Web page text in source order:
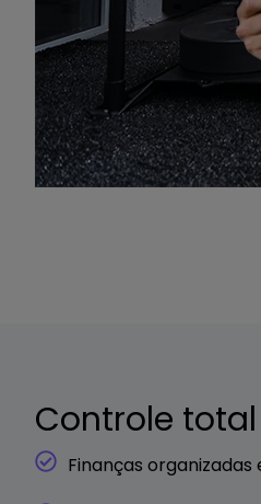
Controle
Finanças organizadas